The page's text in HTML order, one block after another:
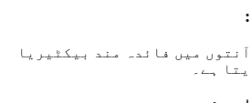
آنتوں میں فائدہ مند بیکٹیریا
ہے۔